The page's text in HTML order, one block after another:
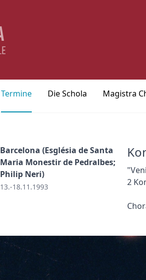
Termine Die Schola Magistra
Barcelona (Església de Santa
Maria Monestir de Pedralbes;
Philip Neri)
13.-18.11.1993
2